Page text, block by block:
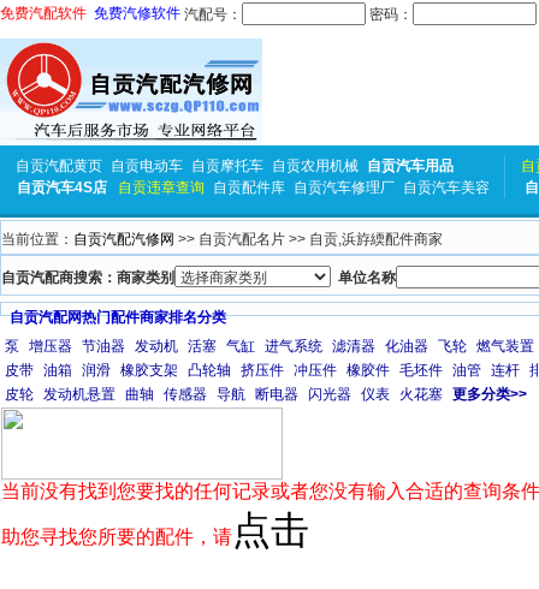
免费汽配软件 免费汽修软件 汽配号： 密码：
自贡汽配黄页 自贡电动车 自贡摩托车 自贡农用机械 自贡汽车用品
自贡汽车4S店
自贡违章查询 自贡配件库 自贡汽车修理厂 自贡汽车美容
自
当前位置： 自贡汽配汽修网 >> 自贡汽配名片 >> 自贡,浜斿緛配件商家
自贡汽配商搜索：商家类别 单位名称
自贡汽配网热门配件商家排名分类
泵
增压器 节油器 发动机 活塞 气缸 进气系统 滤清器 化油器 飞轮 燃气装置
皮带 油箱 润滑 橡胶支架 凸轮轴 挤压件 冲压件 橡胶件 毛坯件 油管 连杆
皮轮 发动机悬置 曲轴 传感器 导航 断电器 闪光器 仪表 火花塞 更多分类>>
当前没有找到您要找的任何记录或者您没有输入合适的查询条
助您寻找您所要的配件，请 点击